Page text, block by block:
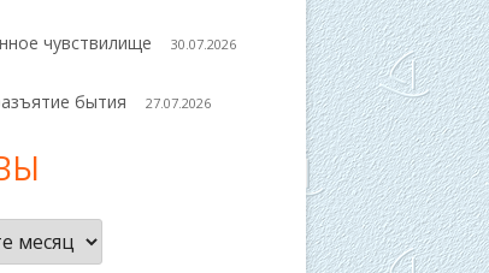
чувствилище 30.07.2026
бытия 27.07.2026